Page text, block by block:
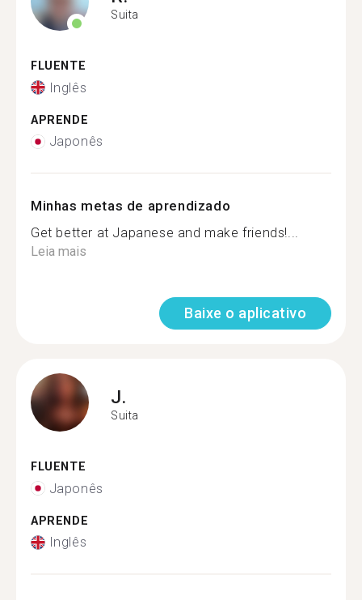
Suita
FLUENTE
Inglês
APRENDE
Japonês
Minhas metas de aprendizado
Get better at Japanese and make friends!...
Leia mais
Baixe o aplicativo
J.
Suita
FLUENTE
Japonês
APRENDE
Inglês